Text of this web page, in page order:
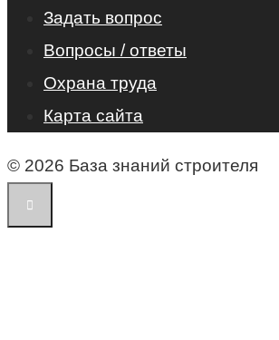
Задать вопрос
Вопросы / ответы
Охрана труда
Карта сайта
© 2026 База знаний строителя